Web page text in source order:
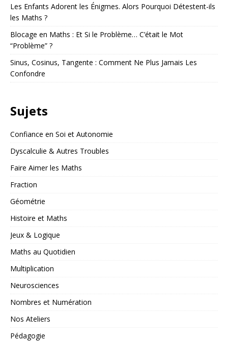
Les Enfants Adorent les Énigmes. Alors Pourquoi Détestent-ils
les Maths ?
Blocage en Maths : Et Si le Problème… C’était le Mot
“Problème” ?
Sinus, Cosinus, Tangente : Comment Ne Plus Jamais Les
Confondre
Sujets
Confiance en Soi et Autonomie
Dyscalculie & Autres Troubles
Faire Aimer les Maths
Fraction
Géométrie
Histoire et Maths
Jeux & Logique
Maths au Quotidien
Multiplication
Neurosciences
Nombres et Numération
Nos Ateliers
Pédagogie